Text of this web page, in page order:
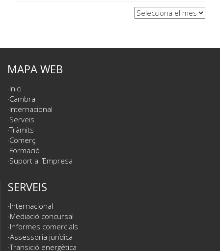
Arxius
MAPA WEB
Inici
Cambra
Internacional
Serveis
Tràmits
Comerç
Formació
Suport a l’Empresa
SERVEIS
Internacional
Mediació concursal
Informes comercials
Assessoria jurídica
Transició energètica